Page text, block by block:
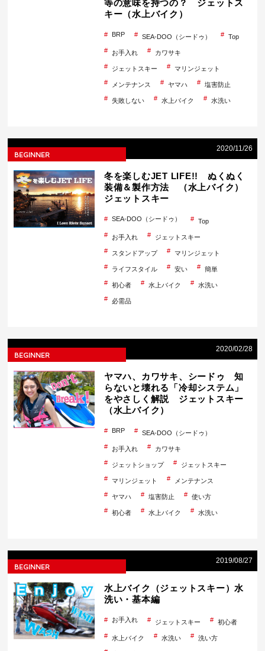
等の意味を持つの？ ジェットス
キー（水上バイク）
BRP SEA-DOO（シードゥ） Top
お手入れ カワサキ
ジェットスキー マリンジェット
メンテナンス ヤマハ 塩害防止
失敗しない 水上バイク 水洗い
2020/11/26
BEGINNER
冬を楽しむJET LIFE!! ぬくぬく
装備＆製作方法 （水上バイク）
ジェットスキー
SEA-DOO（シードゥ） Top
お手入れ ジェットスキー
スタンドアップ マリンジェット
ライフスタイル 安い 簡単
初心者 水上バイク 水洗い
必需品
2020/02/28
BEGINNER
ヤマハ、カワサキ、シードゥ 知
らないと壊れる「冷却システム」
をやさしく解説 ジェットスキー
（水上バイク）
BRP SEA-DOO（シードゥ）
お手入れ カワサキ
ジェットショップ ジェットスキー
マリンジェット メンテナンス
ヤマハ 塩害防止 使い方
初心者 水上バイク 水洗い
2019/08/27
BEGINNER
水上バイク（ジェットスキー）水
洗い・基本編
お手入れ ジェットスキー 初心者
水上バイク 水洗い 洗い方